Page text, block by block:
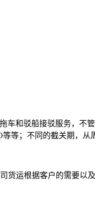
和驳船接驳服务，不
等；不同的截关期，从
运根据客户的需要以